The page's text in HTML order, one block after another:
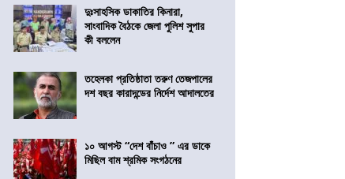
দুঃসাহসিক ডাকাতির কিনারা,
সাংবাদিক বৈঠকে জেলা পুলিশ সুপার
কী বললেন
তহেলকা প্রতিষ্ঠাতা তরুণ তেজপালের
দশ বছর কারাদন্ডের নির্দেশ আদালতের
১০ আগস্ট “দেশ বাঁচাও ” এর ডাকে
মিছিল বাম শ্রমিক সংগঠনের